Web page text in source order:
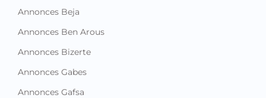
Annonces Beja
Annonces Ben Arous
Annonces Bizerte
Annonces Gabes
Annonces Gafsa